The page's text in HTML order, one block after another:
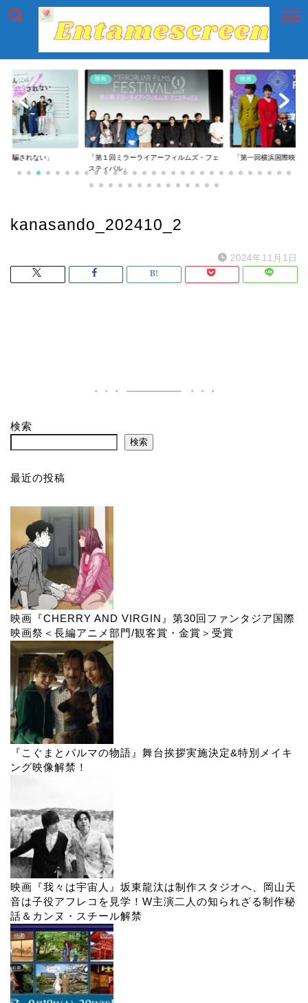
は騙されない」
映画
「第１回ミラーライアーフィルムズ・フェ
スティバル」
映画
「第一回横浜国際映画
kanasando_202410_2
2024年11月1日
検索
検索
最近の投稿
映画『CHERRY AND VIRGIN』第30回ファンタジア国際
映画祭＜長編アニメ部門/観客賞・金賞＞受賞
『こぐまとパルマの物語』舞台挨拶実施決定&特別メイキ
ング映像解禁！
映画『我々は宇宙人』坂東龍汰は制作スタジオへ、岡山天
音は子役アフレコを見学！W主演二人の知られざる制作秘
話＆カンヌ・スチール解禁